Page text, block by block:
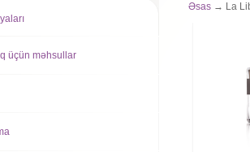
Əsas → La
üçün məhsullar